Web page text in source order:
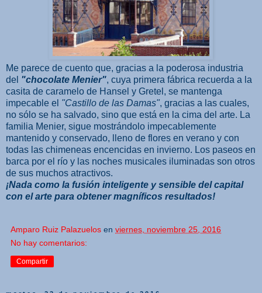
Me parece de cuento que, gracias a la poderosa industria
del "chocolate Menier", cuya primera fábrica recuerda a la
casita de caramelo de Hansel y Gretel, se mantenga
impecable el "Castillo de las Damas", gracias a las cuales,
no sólo se ha salvado, sino que está en la cima del arte. La
familia Menier, sigue mostrándolo impecablemente
mantenido y conservado, lleno de flores en verano y con
todas las chimeneas encencidas en invierno. Los paseos en
barca por el río y las noches musicales iluminadas son otros
de sus muchos atractivos.
¡Nada como la fusión inteligente y sensible del capital
con el arte para obtener magníficos resultados!
Amparo Ruiz Palazuelos en viernes, noviembre 25, 2016
No hay comentarios:
Compartir